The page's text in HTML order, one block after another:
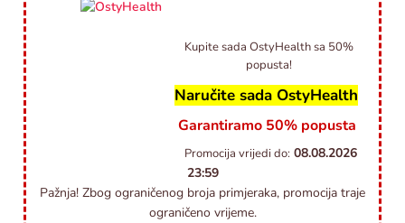
Kupite sada OstyHealth sa 50%
popusta!
Naručite sada OstyHealth
Garantiramo 50% popusta
Promocija vrijedi do: 08.08.2026
23:59
Pažnja! Zbog ograničenog broja primjeraka, promocija traje
ograničeno vrijeme.